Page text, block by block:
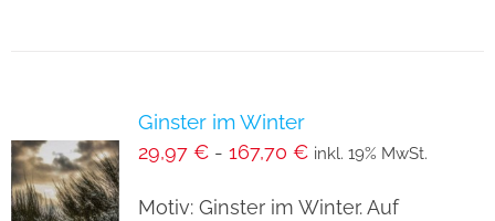
auf.
Optionen
Ginster im Winter
29,97 €- 167,70 € inkl. 19% MwSt.
Motiv: Ginster im Winter. Auf